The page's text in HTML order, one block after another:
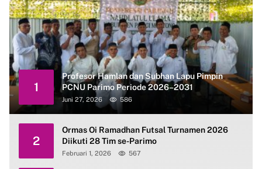
1
Profesor Hamlan dan Subhan Lapu Pimpin
PCNU Parimo Periode 2026–2031
Juni 27, 2026 586
2
Ormas Oi Ramadhan Futsal Turnamen 2026
Diikuti 28 Tim se-Parimo
Februari 1, 2026 567